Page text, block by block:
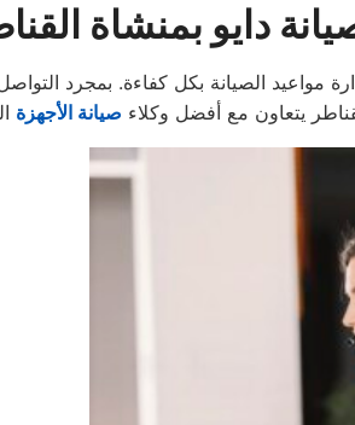
دايو بمنشاة
يتعاون مع أفضل وكلاء صيانة الأجهزة